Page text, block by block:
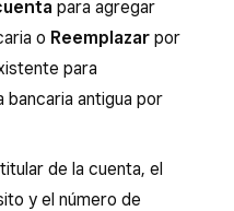
para agregar
o Reemplazar por
para
bancaria antigua por
de la cuenta, el
y el número de